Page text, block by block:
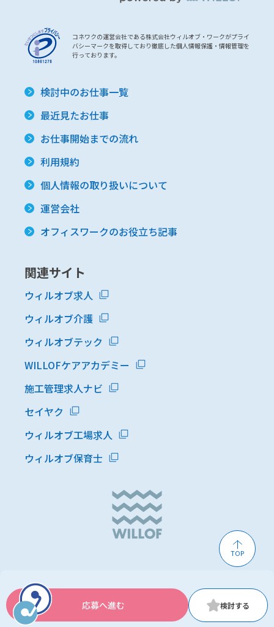
応募へ進む
TOP
コネワクの運営会社である株式会社ウィルオブ・ワークがプライ
バシーマークを取得しており徹底した個人情報保護・情報管理を
行っております。
検討中のお仕事一覧
最近見たお仕事
お仕事開始までの流れ
利用規約
個人情報の取り扱いについて
運営会社
オフィスワークのお役立ち記事
関連サイト
ウィルオブ求人
ウィルオブ介護
ウィルオブテック
WILLOFケアアカデミー
施工管理求人ナビ
セイヤク
ウィルオブ工場求人
ウィルオブ保育士